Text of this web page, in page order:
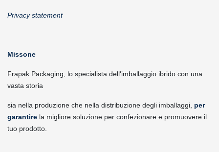
Privacy statement
Missone
Frapak Packaging, lo specialista dell'imballaggio ibrido con una
vasta storia
sia nella produzione che nella distribuzione degli imballaggi, per
garantire la migliore soluzione per confezionare e promuovere il
tuo prodotto.